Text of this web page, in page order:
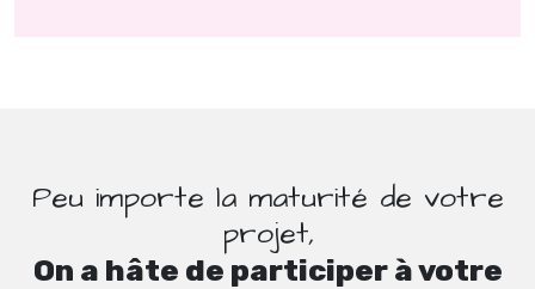
Peu importe la maturité de votre
projet,
On a hâte de participer à votre